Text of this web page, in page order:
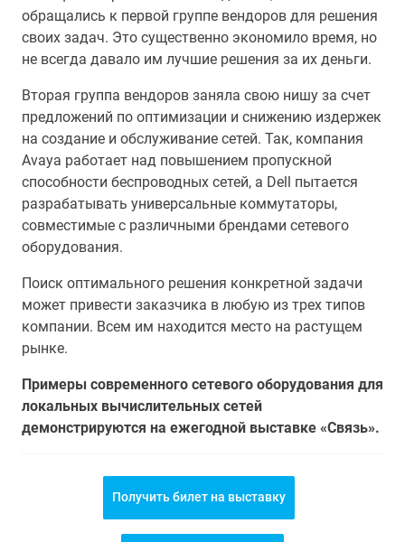
обращались к первой группе вендоров для решения
своих задач. Это существенно экономило время, но
не всегда давало им лучшие решения за их деньги.
Вторая группа вендоров заняла свою нишу за счет
предложений по оптимизации и снижению издержек
на создание и обслуживание сетей. Так, компания
Avaya работает над повышением пропускной
способности беспроводных сетей, а Dell пытается
разрабатывать универсальные коммутаторы,
совместимые с различными брендами сетевого
оборудования.
Поиск оптимального решения конкретной задачи
может привести заказчика в любую из трех типов
компании. Всем им находится место на растущем
рынке.
Примеры современного сетевого оборудования для
локальных вычислительных сетей
демонстрируются на ежегодной выставке «Связь».
Получить билет на выставку